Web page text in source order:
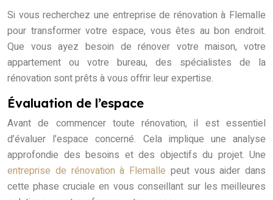
Si vous recherchez une entreprise de rénovation à Flemalle
pour transformer votre espace, vous êtes au bon endroit.
Que vous ayez besoin de rénover votre maison, votre
appartement ou votre bureau, des spécialistes de la
rénovation sont prêts à vous offrir leur expertise.
Évaluation de l’espace
Avant de commencer toute rénovation, il est essentiel
d’évaluer l’espace concerné. Cela implique une analyse
approfondie des besoins et des objectifs du projet. Une
entreprise de rénovation à Flemalle peut vous aider dans
cette phase cruciale en vous conseillant sur les meilleures